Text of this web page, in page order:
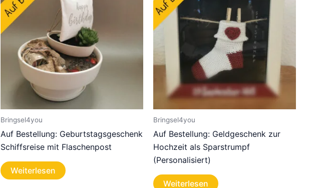
Bringsel4you
Auf Bestellung: Geburtstagsgeschenk
Schiffsreise mit Flaschenpost
Weiterlesen
Bringsel4you
Auf Bestellung: Geldgeschenk zur
Hochzeit als Sparstrumpf
(Personalisiert)
Weiterlesen